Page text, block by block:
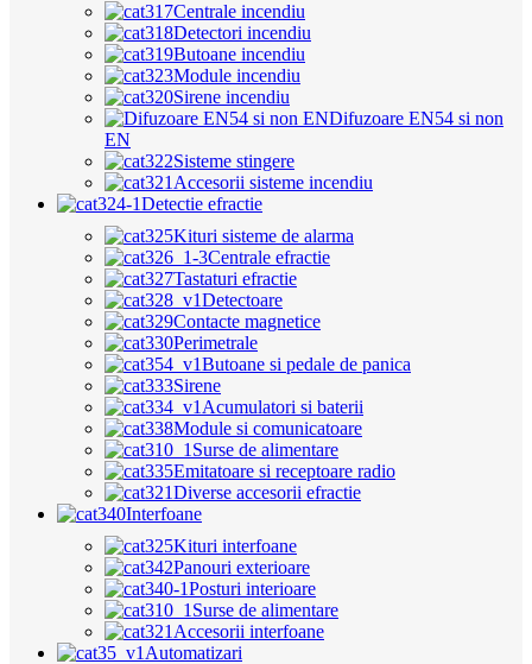
Centrale incendiu
Detectori incendiu
Butoane incendiu
Module incendiu
Sirene incendiu
Difuzoare EN54 si non
EN
Sisteme stingere
Accesorii sisteme incendiu
Detectie efractie
Kituri sisteme de alarma
Centrale efractie
Tastaturi efractie
Detectoare
Contacte magnetice
Perimetrale
Butoane si pedale de panica
Sirene
Acumulatori si baterii
Module si comunicatoare
Surse de alimentare
Emitatoare si receptoare radio
Diverse accesorii efractie
Interfoane
Kituri interfoane
Panouri exterioare
Posturi interioare
Surse de alimentare
Accesorii interfoane
Automatizari